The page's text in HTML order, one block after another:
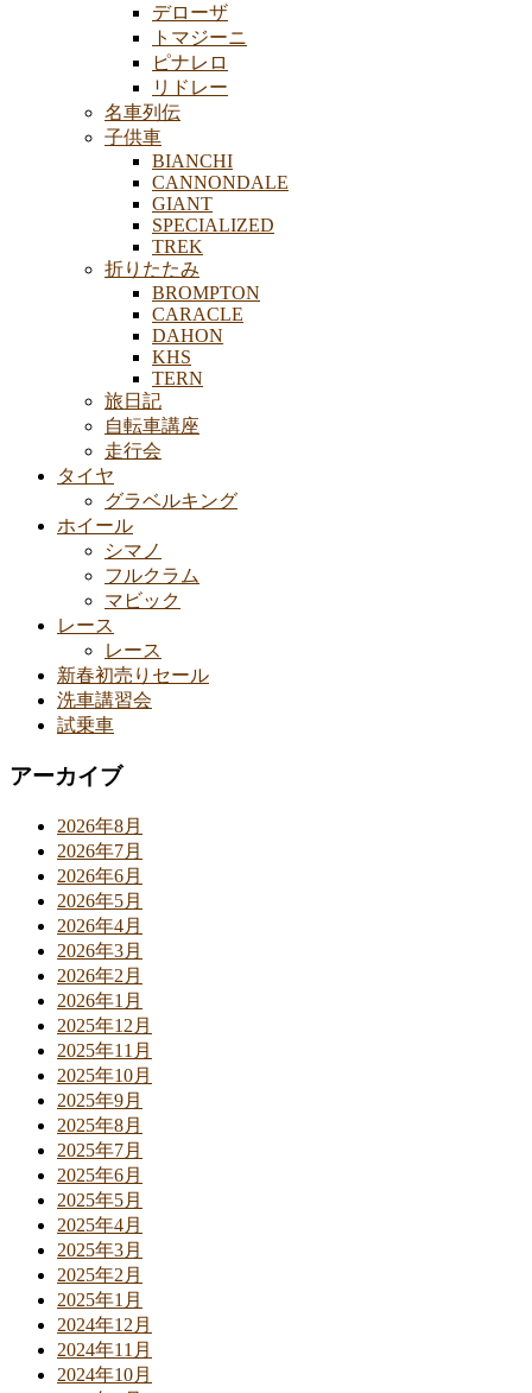
デローザ
トマジーニ
ピナレロ
リドレー
名車列伝
子供車
BIANCHI
CANNONDALE
GIANT
SPECIALIZED
TREK
折りたたみ
BROMPTON
CARACLE
DAHON
KHS
TERN
旅日記
自転車講座
走行会
タイヤ
グラベルキング
ホイール
シマノ
フルクラム
マビック
レース
レース
新春初売りセール
洗車講習会
試乗車
アーカイブ
2026年8月
2026年7月
2026年6月
2026年5月
2026年4月
2026年3月
2026年2月
2026年1月
2025年12月
2025年11月
2025年10月
2025年9月
2025年8月
2025年7月
2025年6月
2025年5月
2025年4月
2025年3月
2025年2月
2025年1月
2024年12月
2024年11月
2024年10月